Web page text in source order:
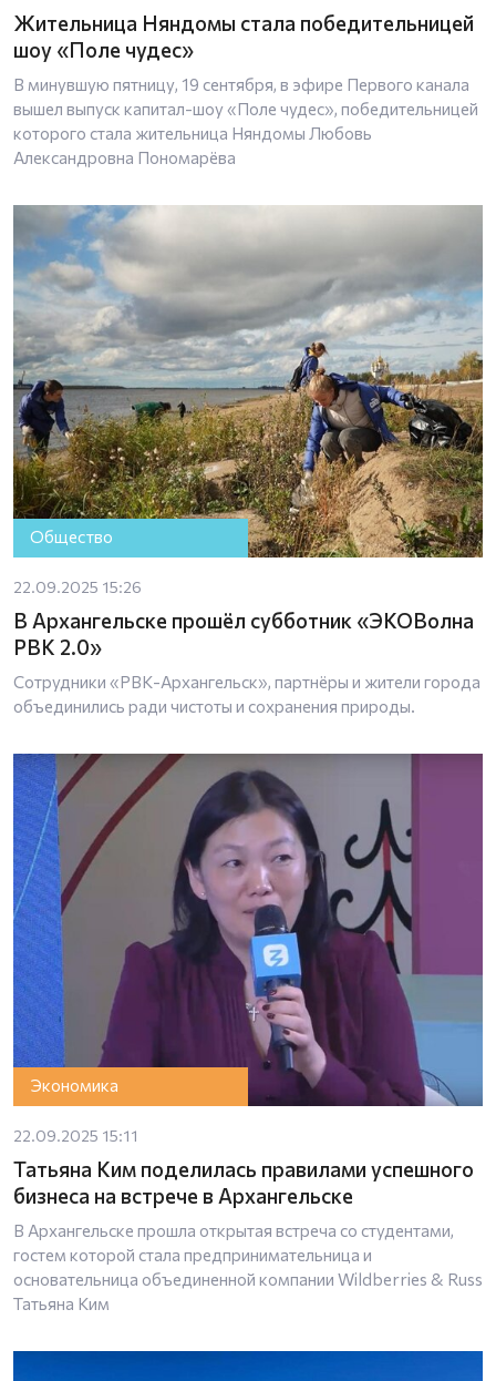
Жительница Няндомы стала победительницей
шоу «Поле чудес»
В минувшую пятницу, 19 сентября, в эфире Первого канала
вышел выпуск капитал-шоу «Поле чудес», победительницей
которого стала жительница Няндомы Любовь
Александровна Пономарёва
Общество
22.09.2025 15:26
В Архангельске прошёл субботник «ЭКОВолна
РВК 2.0»
Сотрудники «РВК-Архангельск», партнёры и жители города
объединились ради чистоты и сохранения природы.
Экономика
22.09.2025 15:11
Татьяна Ким поделилась правилами успешного
бизнеса на встрече в Архангельске
В Архангельске прошла открытая встреча со студентами,
гостем которой стала предпринимательница и
основательница объединенной компании Wildberries & Russ
Татьяна Ким